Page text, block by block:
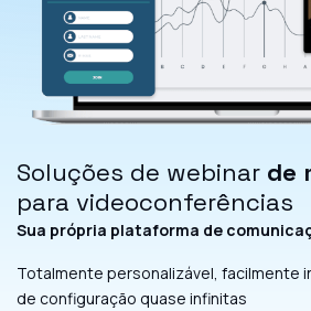
Soluções de webinar de
para videoconferências
Sua própria plataforma de
Totalmente personalizável, facilmente
de configuração quase infinitas